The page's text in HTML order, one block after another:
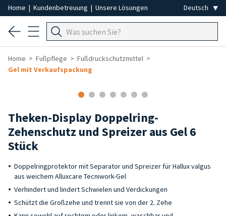
Home | Kundenbetreuung | Unsere Lösungen
Home Fußpflege
Fußdruckschutzmittel
Gel mit Verkaufspackung
Theken-Display Doppelring-
Zehenschutz und Spreizer aus Gel 6
Stück
Doppelringprotektor mit Separator und Spreizer für Hallux valgus
aus weichem Alluxcare Tecniwork-Gel
Verhindert und lindert Schwielen und Verdickungen
Schützt die Großzehe und trennt sie von der 2. Zehe